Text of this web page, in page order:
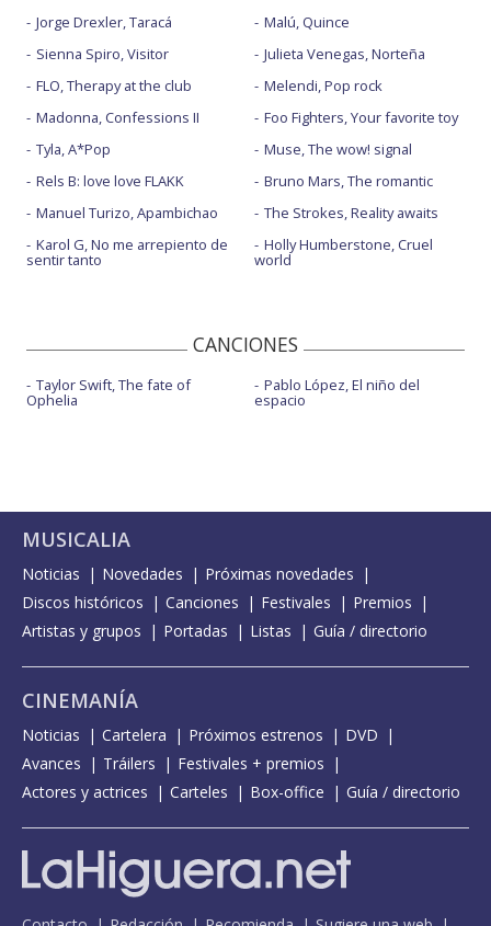
Jorge Drexler, Taracá
Sienna Spiro, Visitor
FLO, Therapy at the club
Madonna, Confessions II
Tyla, A*Pop
Rels B: love love FLAKK
Manuel Turizo, Apambichao
Karol G, No me arrepiento de
sentir tanto
Malú, Quince
Julieta Venegas, Norteña
Melendi, Pop rock
Foo Fighters, Your favorite toy
Muse, The wow! signal
Bruno Mars, The romantic
The Strokes, Reality awaits
Holly Humberstone, Cruel
world
CANCIONES
Taylor Swift, The fate of
Ophelia
Pablo López, El niño del
espacio
MUSICALIA
Noticias Novedades
Próximas novedades
Discos históricos
Canciones Festivales
Premios
Artistas y grupos
Portadas Listas Guía / directorio
CINEMANÍA
Noticias Cartelera Próximos estrenos
DVD
Avances
Tráilers
Festivales + premios
Actores y actrices
Carteles Box-office Guía / directorio